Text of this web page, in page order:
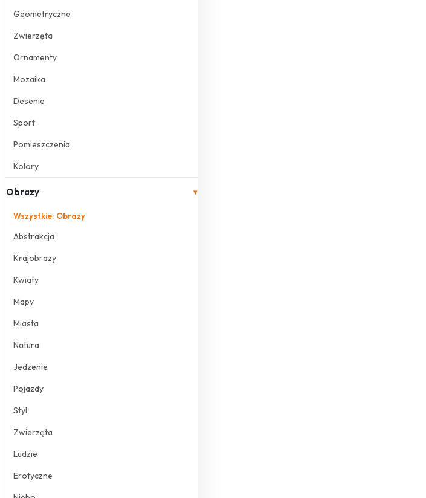
Geometryczne
Zwierzęta
Ornamenty
Mozaika
Desenie
Sport
Pomieszczenia
Kolory
Obrazy ▾
Wszystkie: Obrazy
Abstrakcja
Krajobrazy
Kwiaty
Mapy
Miasta
Natura
Jedzenie
Pojazdy
Styl
Zwierzęta
Ludzie
Erotyczne